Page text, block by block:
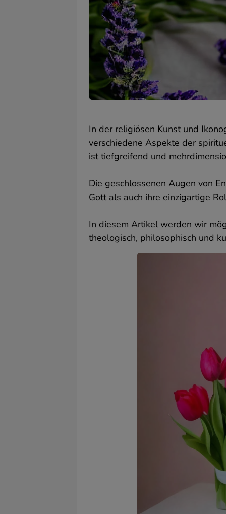
In der religiösen Kunst und
verschiedene Aspekte der
ist tiefgreifend und
Die geschlossenen Augen von
Gott als auch ihre einzigartige
In diesem Artikel werden wir
theologisch, philosophisch und